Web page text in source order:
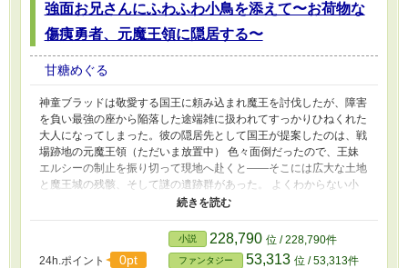
強面お兄さんにふわふわ小鳥を添えて〜お荷物な
傷痍勇者、元魔王領に隠居する〜
甘糖めぐる
神童ブラッドは敬愛する国王に頼み込まれ魔王を討伐したが、障害
を負い最強の座から陥落した途端雑に扱われてすっかりひねくれた
大人になってしまった。彼の隠居先として国王が提案したのは、戦
場跡地の元魔王領（ただいま放置中） 色々面倒だったので、王妹
エルシーの制止を振り切って現地へ赴くと――そこには広大な土地
と魔王城の残骸、そして謎の遺跡群があった。 よくわからない小
鳥にも懐かれつつ、田舎暮らしの合間に元魔王領の秘密に触れてい
くブラッド。 「何も残らなかったな」と王都を去った彼が、新天
地で見つけたものは？ ＊ ＊ ＊ ※タイトルを変更していま
す。 元題『お荷物な傷痍勇者、元魔王領に隠居する〜スローライ
24h.ポイント 0pt
小説 228,790 位 / 228,790件
ファンタジー 53,313 位 / 53,313件